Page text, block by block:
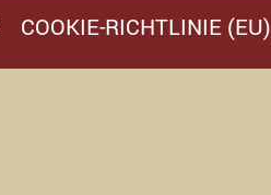
COOKIE-RICHTLINIE (EU)